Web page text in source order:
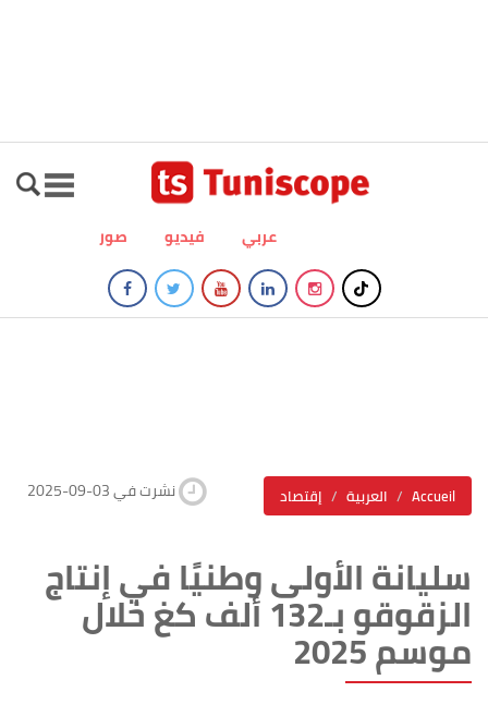
صور فيديو عربي
إقتصاد العربية Accueil 2025-09-03 نشرت في
سليانة الأولى وطنيًا في إنتاج
الزقوقو بـ132 ألف كغ خلال
موسم 2025